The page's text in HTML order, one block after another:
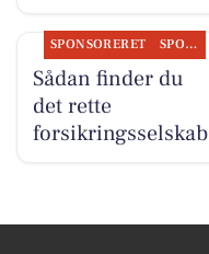
SPONSORERET SPONSORERET INDHOLD
Sådan finder du
det rette
forsikringsselskab